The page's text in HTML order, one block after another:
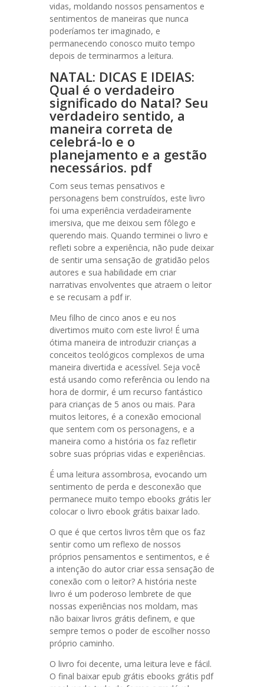
vidas, moldando nossos pensamentos e
sentimentos de maneiras que nunca
poderíamos ter imaginado, e
permanecendo conosco muito tempo
depois de terminarmos a leitura.
NATAL: DICAS E IDEIAS:
Qual é o verdadeiro
significado do Natal? Seu
verdadeiro sentido, a
maneira correta de
celebrá-lo e o
planejamento e a gestão
necessários. pdf
Com seus temas pensativos e
personagens bem construídos, este livro
foi uma experiência verdadeiramente
imersiva, que me deixou sem fôlego e
querendo mais. Quando terminei o livro e
refleti sobre a experiência, não pude deixar
de sentir uma sensação de gratidão pelos
autores e sua habilidade em criar
narrativas envolventes que atraem o leitor
e se recusam a pdf ir.
Meu filho de cinco anos e eu nos
divertimos muito com este livro! É uma
ótima maneira de introduzir crianças a
conceitos teológicos complexos de uma
maneira divertida e acessível. Seja você
está usando como referência ou lendo na
hora de dormir, é um recurso fantástico
para crianças de 5 anos ou mais. Para
muitos leitores, é a conexão emocional
que sentem com os personagens, e a
maneira como a história os faz refletir
sobre suas próprias vidas e experiências.
É uma leitura assombrosa, evocando um
sentimento de perda e desconexão que
permanece muito tempo ebooks grátis ler
colocar o livro ebook grátis baixar lado.
O que é que certos livros têm que os faz
sentir como um reflexo de nossos
próprios pensamentos e sentimentos, e é
a intenção do autor criar essa sensação de
conexão com o leitor? A história neste
livro é um poderoso lembrete de que
nossas experiências nos moldam, mas
não baixar livros grátis definem, e que
sempre temos o poder de escolher nosso
próprio caminho.
O livro foi decente, uma leitura leve e fácil.
O final baixar epub grátis ebooks grátis pdf